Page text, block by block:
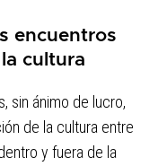
encuentros
cultura
sin ánimo de lucro,
de la cultura entre
y fuera de la